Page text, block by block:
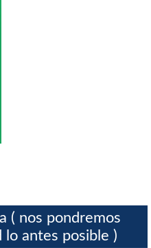
( nos pondremos
antes posible )